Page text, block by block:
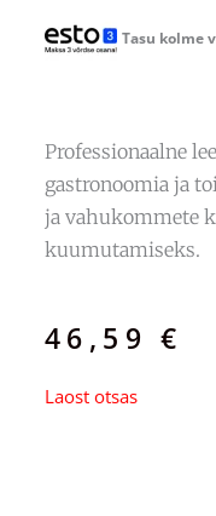
Tasu kolme
Professionaalne
gastronoomia ja
ja vahukommete
kuumutamiseks.
46,59€
Laost otsas